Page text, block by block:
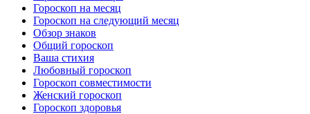
Гороскоп на месяц
Гороскоп на следующий месяц
Обзор знаков
Общий гороскоп
Ваша стихия
Любовный гороскоп
Гороскоп совместимости
Женский гороскоп
Гороскоп здоровья